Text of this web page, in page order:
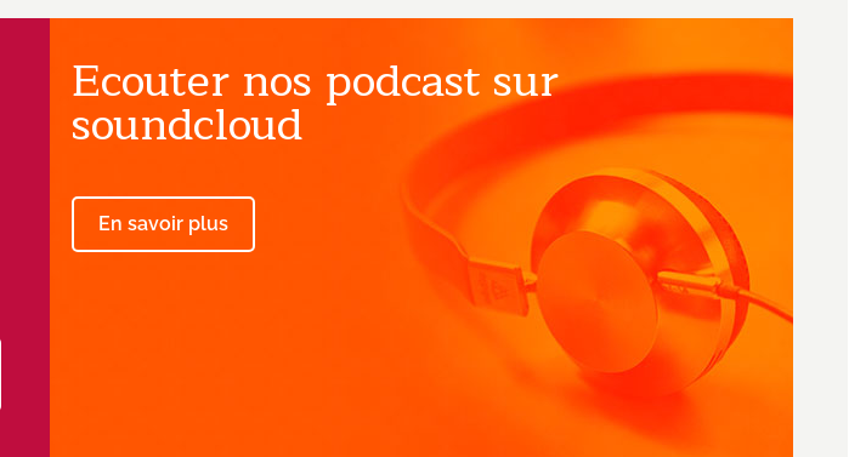
Ecouter nos podcast sur
soundcloud
En savoir plus